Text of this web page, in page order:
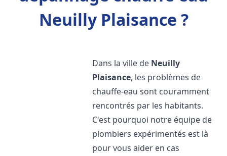
Neuilly Plaisance ?
Dans la ville de Neuilly
Plaisance, les problèmes de
chauffe-eau sont couramment
rencontrés par les habitants.
C'est pourquoi notre équipe de
plombiers expérimentés est là
pour vous aider en cas